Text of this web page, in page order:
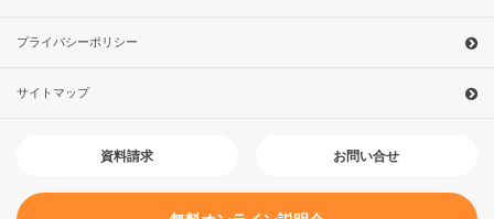
プライバシーポリシー
サイトマップ
資料請求 お問い合せ